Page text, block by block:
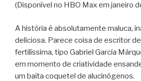
(Disponível no HBO Max em janeiro
A história é absolutamente maluca,
deliciosa. Parece coisa de escritor
fertilíssima, tipo Gabriel García
em momento de criatividade
um baita coquetel de alucinógenos.